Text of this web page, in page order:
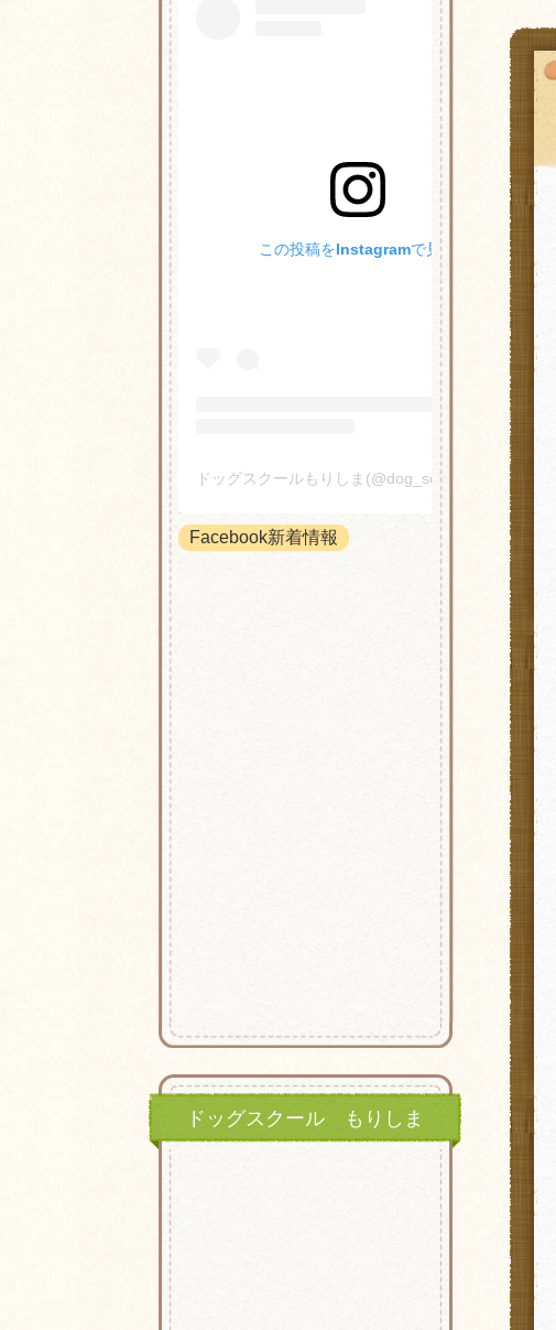
この投稿をInstagramで見る
ドッグスクールもりしま(@dog_school_morishima)がシェアした投稿
Facebook新着情報
ドッグスクール もりしま